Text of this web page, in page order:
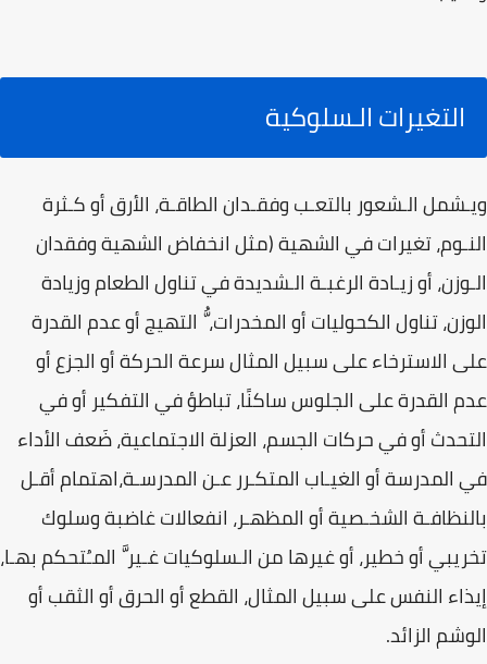
التغيرات الـسلوكية
ويـشمل الـشعور بالتعـب وفقـدان الطاقـة، الأرق أو كـثرة
النـوم، تغيرات في الشهية (مثل انخفاض الشهية وفقدان
الـوزن، أو زيـادة الرغبـة الـشديدة في تناول الطعام وزيادة
الوزن، تناول الكحوليات أو المخدرات، ُّ التهيج أو عدم القدرة
على الاسترخاء على سبيل المثال سرعة الحركة أو الجزع أو
عدم القدرة على الجلوس ساكنًا، تباطؤ في التفكير أو في
التحدث أو في حركات الجسم، العزلة الاجتماعية، ضَعف الأداء
في المدرسة أو الغيـاب المتكـرر عـن المدرسـة،اهتمام أقـل
بالنظافـة الشخـصية أو المظهـر، انفعالات غاضبة وسلوك
تخريبي أو خطير، أو غيرها من الـسلوكيات غـير َّ المـُتحكم بهـا،
إيذاء النفس على سبيل المثال، القطع أو الحرق أو الثقب أو
الوشم الزائد.